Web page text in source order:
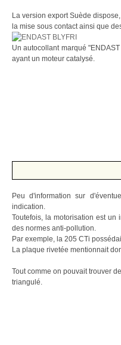
La version export Suède
la mise sous contact ainsi que
Un autocollant marqué
ayant un moteur catalysé.
Peu d'information sur
indication.
Toutefois, la motorisation est
des normes anti-pollution.
Par exemple, la 205 CTi
La plaque rivetée mentionnait
Tout comme on pouvait trouver
triangulé.